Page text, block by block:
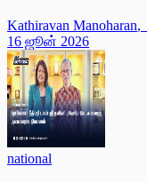
Kathiravan Manoharan,
16 ஜூன் 2026
national